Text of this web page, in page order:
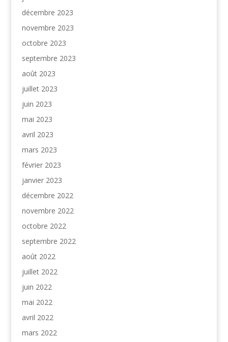
décembre 2023
novembre 2023
octobre 2023
septembre 2023
août 2023
juillet 2023
juin 2023
mai 2023
avril 2023
mars 2023
février 2023
janvier 2023
décembre 2022
novembre 2022
octobre 2022
septembre 2022
août 2022
juillet 2022
juin 2022
mai 2022
avril 2022
mars 2022